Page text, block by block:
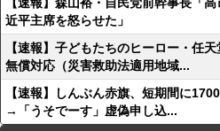
近平主席を怒らせた」
【速報】子どもたちのヒーロー・任
無償対応（災害救助法適用地域...
【速報】しんぶん赤旗、短期間に
→「うそでーす」虚偽申し込...